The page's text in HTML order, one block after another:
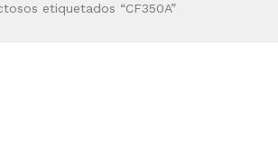
etiquetados “CF350A”